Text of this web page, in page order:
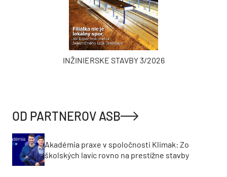
INŽINIERSKE STAVBY 3/2026
OD PARTNEROV ASB
Akadémia praxe v spoločnosti Klimak: Zo
školských lavíc rovno na prestížne stavby